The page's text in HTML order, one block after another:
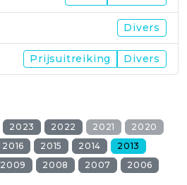
Divers
Prijsuitreiking Divers
2023 2022 2021
2020
2016 2015 2014
2013
2009 2008 2007 2006